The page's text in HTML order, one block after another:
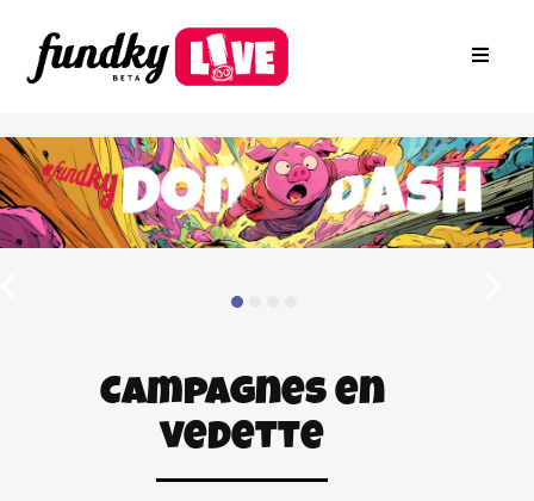
Arkade
Créer une campagne
Trouver une campagne
Rechercher des Groupes
Campagnes en
vedette